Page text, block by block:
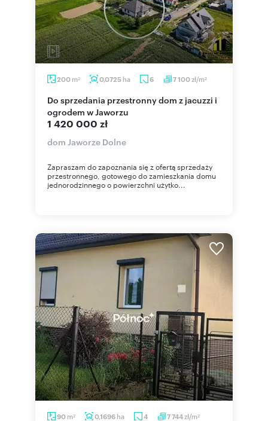
200 m2 0,0725 ha 6 7 100zł/m2
Do sprzedania przestronny dom z jacuzzi i
ogrodem w Jaworzu
1 420 000 zł
dom Jaworze Dolne
Zapraszam do zapoznania się z ofertą sprzedaży
przestronnego, gotowego do zamieszkania domu
jednorodzinnego o powierzchni użytko...
90 m2 0,1696 ha 4 7 744zł/m2